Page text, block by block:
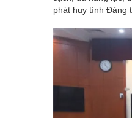
phát huy tính Đảng